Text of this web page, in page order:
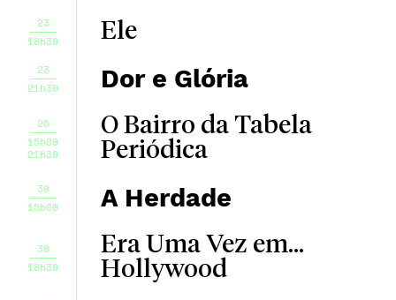
23
18h30
Ele
23
21h30
Dor e Glória
26
15h00
21h30
O Bairro da Tabela
Periódica
30
15h00
A Herdade
30
18h30
Era Uma Vez em...
Hollywood